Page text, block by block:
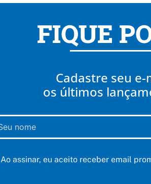
FIQUE
Cadastre seu
os últimos
Ao assinar, eu aceito receber email